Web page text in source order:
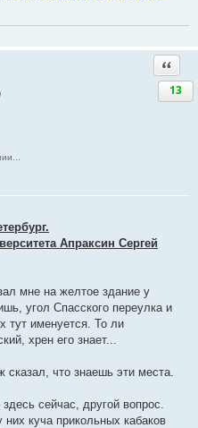
13
Апраксин Сергей
мне на желтое здание у
угол Спасского переулка и
тут именуется. То ли
хрен его знает...
что знаешь эти места.
сейчас, другой вопрос.
куча прикольных кабаков